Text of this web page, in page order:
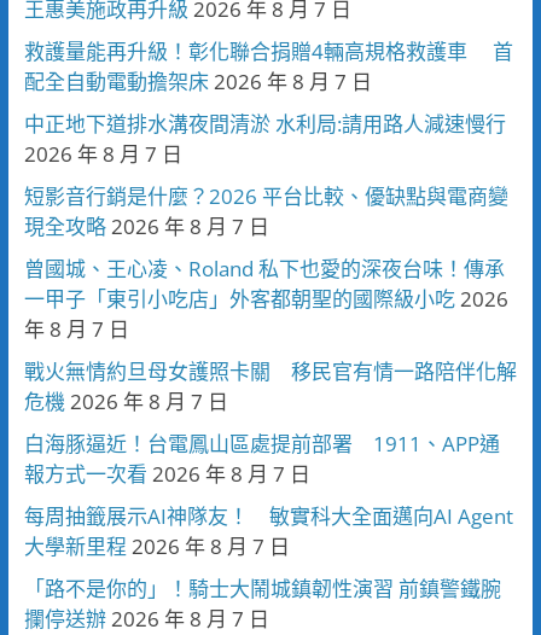
王惠美施政再升級 2026 年 8 月 7 日
救護量能再升級！彰化聯合捐贈4輛高規格救護車 首
配全自動電動擔架床2026 年 8 月 7 日
中正地下道排水溝夜間清淤 水利局:請用路人減速慢行
2026 年 8 月 7 日
短影音行銷是什麼？2026 平台比較、優缺點與電商變
現全攻略2026 年 8 月 7 日
曾國城、王心凌、Roland 私下也愛的深夜台味！傳承
一甲子「東引小吃店」外客都朝聖的國際級小吃2026
年 8 月 7 日
戰火無情約旦母女護照卡關 移民官有情一路陪伴化解
危機2026 年 8 月 7 日
白海豚逼近！台電鳳山區處提前部署 1911、APP通
報方式一次看 2026 年 8 月 7 日
每周抽籤展示AI神隊友！ 敏實科大全面邁向AI Agent
大學新里程 2026 年 8 月 7 日
「路不是你的」！騎士大鬧城鎮韌性演習 前鎮警鐵腕
攔停送辦2026 年 8 月 7 日